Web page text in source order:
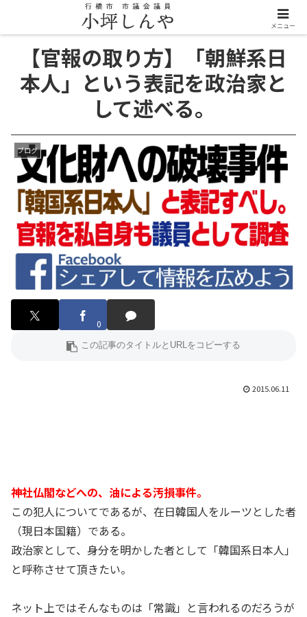
【官報の取り方】「朝鮮系日
本人」という表記を政治家と
して述べる。
ブログ
0
2015.06.11
神社仏閣などへの、油による汚損事件。
この犯人についてであるが、在日韓国人をルーツとした者
（現日本国籍）である。
政治家として、身分を明かした者として「韓国系日本人」
と呼称させて頂きたい。
ネット上ではそんなものは「常識」と言われるのだろうが
メニュー